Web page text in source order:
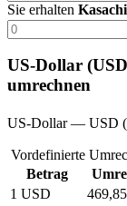
Sie erhalten
US-Dollar
umrechnen
US-Dollar — USD
Vordefinierte
Betrag
1 USD